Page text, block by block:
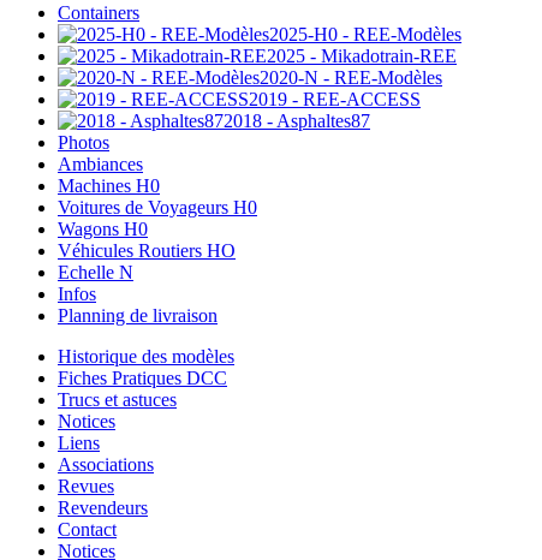
Containers
2025-H0 - REE-Modèles
2025 - Mikadotrain-REE
2020-N - REE-Modèles
2019 - REE-ACCESS
2018 - Asphaltes87
Photos
Ambiances
Machines H0
Voitures de Voyageurs H0
Wagons H0
Véhicules Routiers HO
Echelle N
Infos
Planning de livraison
Historique des modèles
Fiches Pratiques DCC
Trucs et astuces
Notices
Liens
Associations
Revues
Revendeurs
Contact
Notices